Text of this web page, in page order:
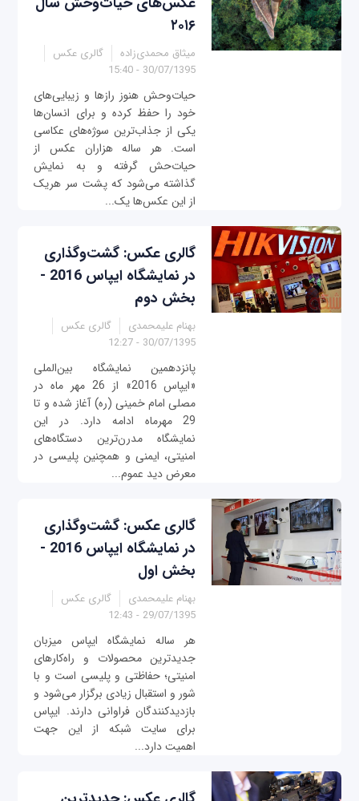
۲۰۱۶
میثاق محمدی‌زاده
گالری عکس
30/07/1395 - 15:40
حیات‌وحش هنوز رازها و زیبایی‌های
خود را حفظ کرده و برای انسان‌ها
یکی از جذاب‌ترین سوژه‌های عکاسی
است. هر ساله هزاران عکس از
حیات‌حش گرفته و به نمایش
گذاشته می‌شود که پشت سر هریک
از این عکس‌ها یک...
گالری عکس: گشت‌وگذاری
در نمایشگاه ایپاس 2016 -
بخش دوم
بهنام علیمحمدی
گالری عکس
30/07/1395 - 12:27
پانزدهمین نمایشگاه بین‌الملی
«ایپاس 2016» از 26 مهر ماه در
مصلی امام خمینی (ره) آغاز شده و تا
29 مهرماه ادامه دارد. در این
نمایشگاه مدرن‌ترین دستگاه‌های
امنیتی، ایمنی و همچنین پلیسی در
معرض دید عموم...
گالری عکس: گشت‌وگذاری
در نمایشگاه ایپاس 2016 -
بخش اول
بهنام علیمحمدی
گالری عکس
29/07/1395 - 12:43
هر ساله نمایشگاه ایپاس میزبان
جدیدترین محصولات و راه‌کارهای
امنیتی؛ حفاظتی و پلیسی است و با
شور و استقبال زیادی برگزار می‌شود و
بازدیدکنندگان فراوانی دارند. ایپاس
برای سایت شبکه از این جهت
اهمیت دارد...